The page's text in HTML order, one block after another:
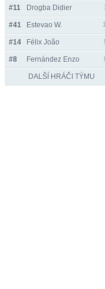
#11 Drogba Didier
#41 Estevao W.
#14 Félix João
#8 Fernández Enzo
DALŠÍ HRÁČI TÝMU